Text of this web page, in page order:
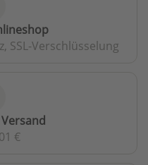
SSL-Verschlüsselung
€